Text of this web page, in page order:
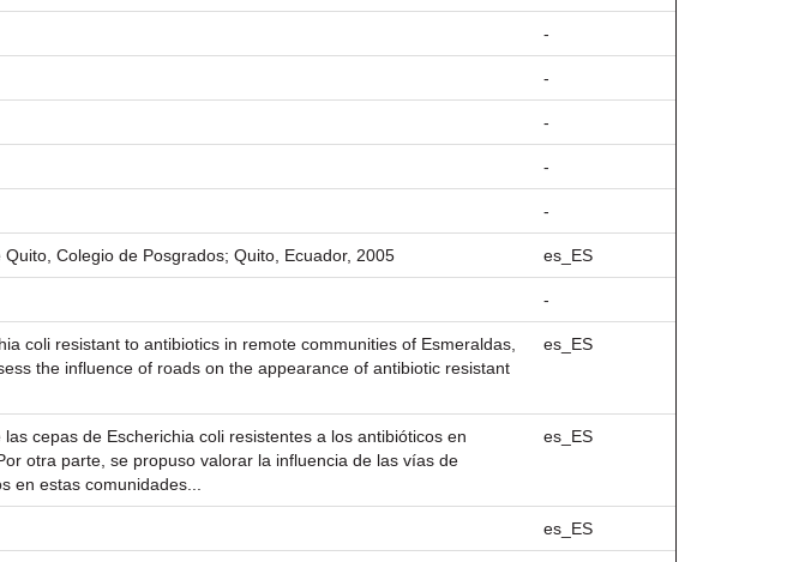
-
-
-
-
-
Colegio de Posgrados; Quito, Ecuador, 2005 es_ES
-
coli resistant to antibiotics in remote communities of Esmeraldas,
the influence of roads on the appearance of antibiotic resistant
es_ES
cepas de Escherichia coli resistentes a los antibióticos en
otra parte, se propuso valorar la influencia de las vías de
en estas comunidades...
es_ES
es_ES